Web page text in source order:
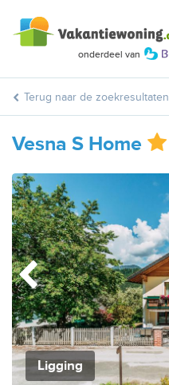
Terug naar de zoekresultaten
Vesna S Home
Ligging